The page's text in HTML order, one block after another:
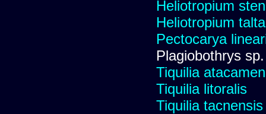
Heliotropium
Heliotropium
Pectocarya
Plagiobothrys
Tiquilia
Tiquilia litoralis
Tiquilia tacnensis